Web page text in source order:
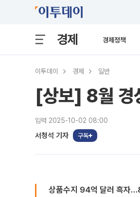
경제 경제정책
이투데이 경제 일반
[상보] 8월 경
입력 2025-10-02 08:00
서청석 기자 구독
상품수지 94억 달러 흑자